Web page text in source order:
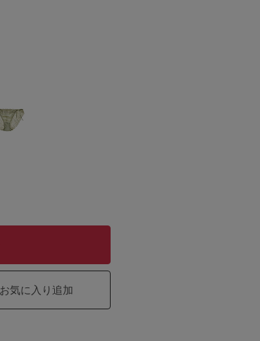
お気に入り追加